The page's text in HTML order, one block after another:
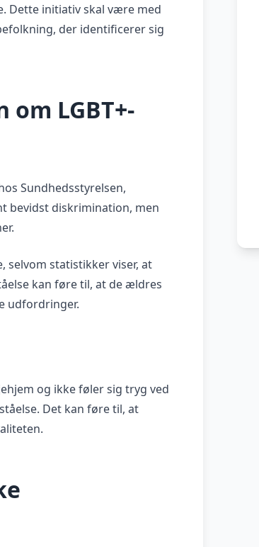
Dette initiativ skal være med
der identificerer sig
LGBT+-
Sundhedsstyrelsen,
bevidst diskrimination, men
selvom statistikker viser, at
kan føre til, at de ældres
udfordringer.
og ikke føler sig tryg ved
Det kan føre til, at